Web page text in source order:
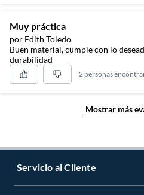
Muy práctica
por Edith Toledo
Buen material, cumple con lo deseado, viajaré pronto y sabré su
durabilidad
2 personas
Mostrar más
Servicio al Cliente